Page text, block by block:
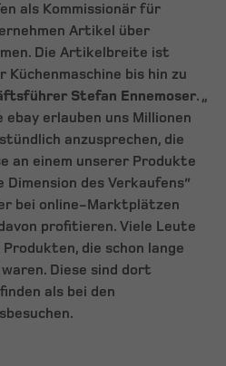
als Kommissionär für
Artikel über
Die Artikelbreite ist
bis hin zu
Stefan Ennemoser. „
erlauben uns Millionen
anzusprechen, die
an einem unserer Produkte
Dimension des Verkaufens“
bei online-Marktplätzen
profitieren. Viele Leute
die schon lange
Diese sind dort
als bei den